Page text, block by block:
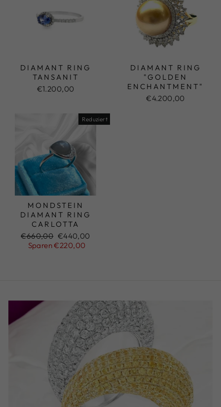
DIAMANT RING
TANSANIT
€1.200,00
DIAMANT RING
"GOLDEN
ENCHANTMENT"
€4.200,00
Reduziert
MONDSTEIN
DIAMANT RING
CARLOTTA
Normaler
Preis
€660,00 Sonderpreis
€440,00
Sparen €220,00